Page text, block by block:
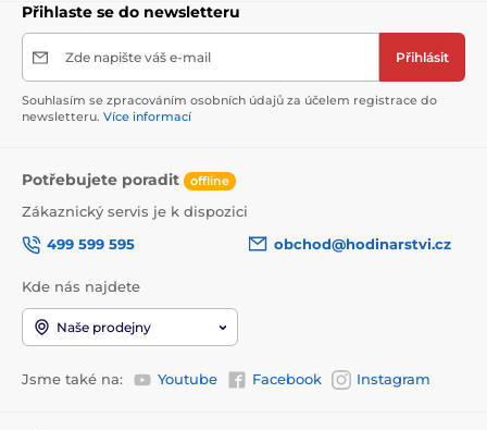
Přihlaste se do newsletteru
Zde napište váš e-mail Přihlásit
Souhlasím se zpracováním osobních údajů za účelem registrace do
newsletteru. Více informací
Potřebujete poradit offline
Zákaznický servis je k dispozici
499 599 595
obchod@hodinarstvi.cz
Kde nás najdete
Naše prodejny
Jsme také na: Youtube Facebook Instagram